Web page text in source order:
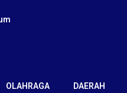
OLAHRAGA DAERAH